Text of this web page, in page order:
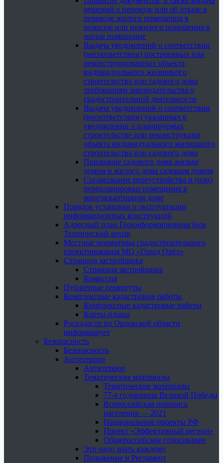
решений о переводе или об отказе в
переводе жилого помещения в
нежилое или нежилого помещения в
жилое помещение
Выдача уведомлений о соответствии
(несоответствии) построенных или
реконструированных объекта
индивидуального жилищного
строительства или садового дома
требованиям законодательства о
градостроительной деятельности
Выдача уведомлений о соответствии
(несоответствии) указанных в
уведомлении о планируемых
строительстве или реконструкции
объекта индивидуального жилищного
строительства или садового дома
Признание садового дома жилым
домом и жилого дома садовым домом
Согласование переустройства и (или)
перепланировки помещения в
многоквартирном доме
Порядок установки и эксплуатации
информационных конструкций
Адресный план Геоинформационная база
Технический архив
Местные нормативы градостроительного
проектирования МО «Город Орёл»
Страница застройщика
Страница застройщика
Комиссия
Публичные сервитуты
Комплексные кадастровые работы
Комплексные кадастровые работы
Карты-планы
Роскадастр по Орловской области
информирует
Безопасность
Безопасность
Антитеррор
Антитеррор
Тематические материалы
Тематические материалы
77-я годовщина Великой Победы
Всероссийская перепись
населения — 2021
Национальные проекты РФ
Проект «Эффективный регион»
Общероссийское голосование
Это надо знать каждому
Положение и Регламент